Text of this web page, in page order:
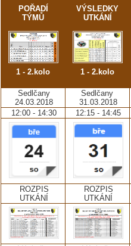
POŘADÍ
TÝMŮ
VÝSLEDKY
UTKÁNÍ
1 - 2.kolo 1 - 2.kolo
Sedlčany
24.03.2018
Sedlčany
31.03.2018
12:00 - 14:30
12:15 - 14:45
ROZPIS
UTKÁNÍ
ROZPIS
UTKÁNÍ